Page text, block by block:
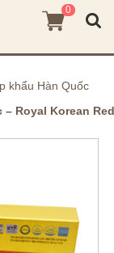
0
khẩu Hàn Quốc
Korean Red